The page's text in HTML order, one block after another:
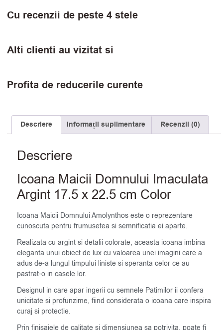
Cu recenzii de peste 4 stele
Alti clienti au vizitat si
Profita de reducerile curente
Descriere Informații suplimentare Recenzii (0)
Descriere
Icoana Maicii Domnului Imaculata
Argint 17.5 x 22.5 cm Color
Icoana Maicii Domnului Amolynthos este o reprezentare
cunoscuta pentru frumusetea si semnificatia ei aparte.
Realizata cu argint si detalii colorate, aceasta icoana imbina
eleganta unui obiect de lux cu valoarea unei imagini care a
adus de-a lungul timpului liniste si speranta celor ce au
pastrat-o in casele lor.
Designul in care apar ingerii cu semnele Patimilor ii confera
unicitate si profunzime, fiind considerata o icoana care inspira
curaj si protectie.
Prin finisajele de calitate si dimensiunea sa potrivita, poate fi